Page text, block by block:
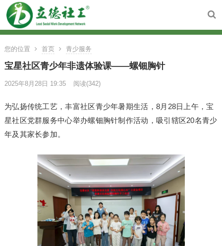
您的位置 首页 青少服务
宝星社区青少年非遗体验课——螺钿胸针
2025年8月28日 19:35 阅读(342)
为弘扬传统工艺，丰富社区青少年暑期生活，8月28日上午，宝
星社区党群服务中心举办螺钿胸针制作活动，吸引辖区20名青少
年及其家长参加。